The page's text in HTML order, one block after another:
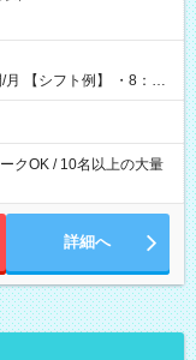
00
クOK / 10名以上の大量
詳細へ